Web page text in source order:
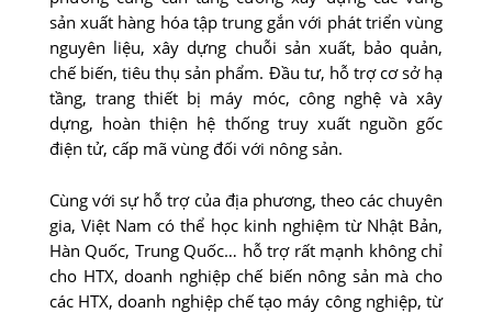
sản xuất hàng hóa tập trung gắn với phát triển vùng
nguyên liệu, xây dựng chuỗi sản xuất, bảo quản,
chế biến, tiêu thụ sản phẩm. Đầu tư, hỗ trợ cơ sở hạ
tầng, trang thiết bị máy móc, công nghệ và xây
dựng, hoàn thiện hệ thống truy xuất nguồn gốc
điện tử, cấp mã vùng đối với nông sản.
Cùng với sự hỗ trợ của địa phương, theo các chuyên
gia, Việt Nam có thể học kinh nghiệm từ Nhật Bản,
Hàn Quốc, Trung Quốc… hỗ trợ rất mạnh không chỉ
cho HTX, doanh nghiệp chế biến nông sản mà cho
các HTX, doanh nghiệp chế tạo máy công nghiệp, từ